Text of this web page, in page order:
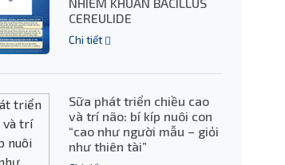
CEREULIDE
Chi tiết
Sữa phát triển chiều cao
và trí não: bí kíp nuôi con
“cao như người mẫu – giỏi
như thiên tài”